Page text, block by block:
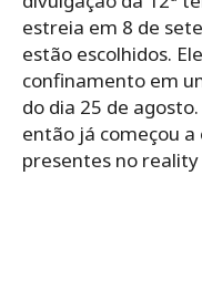
estreia em 8 de
estão escolhidos.
confinamento em
do dia 25 de
então já começou
presentes no